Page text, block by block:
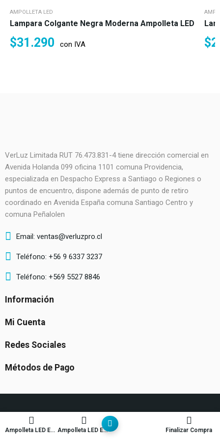
Ampolleta LED E40 Ampolleta LED E40
Finalizar Compra
AMPOLLETA LED
Lampara Colgante Negra Moderna Ampolleta LED
$31.290 con IVA $
VerLuz Limitada RUT 76.473.831-4 tiene dirección comercial en
Avenida Holanda 099 oficina 1101 comuna Providencia,
especializada en Despacho Express a Santiago o Regiones o
puntos de encuentro, dispone además de punto de retiro
coordinado en Avenida España comuna Santiago Centro y
comuna Peñalolen
Email: ventas@verluzpro.cl
Teléfono: +56 9 6337 3237
Teléfono: +569 5527 8846
Información
Mi Cuenta
Redes Sociales
Métodos de Pago